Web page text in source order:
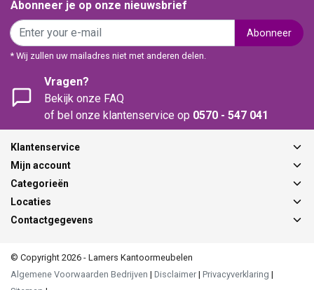
Abonneer je op onze nieuwsbrief
Abonneer
* Wij zullen uw mailadres niet met anderen delen.
Vragen?
Bekijk onze FAQ
of bel onze klantenservice op 0570 - 547 041
Klantenservice
Mijn account
Categorieën
Locaties
Contactgegevens
© Copyright 2026 - Lamers Kantoormeubelen
Algemene Voorwaarden Bedrijven | Disclaimer | Privacyverklaring |